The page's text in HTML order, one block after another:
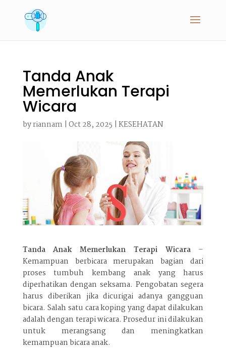
Tanda Anak
Memerlukan Terapi
Wicara
byriannam | Oct 28, 2025 | KESEHATAN
Tanda Anak Memerlukan Terapi Wicara –
Kemampuan berbicara merupakan bagian dari
proses tumbuh kembang anak yang harus
diperhatikan dengan seksama. Pengobatan segera
harus diberikan jika dicurigai adanya gangguan
bicara. Salah satu cara koping yang dapat dilakukan
adalah dengan terapi wicara. Prosedur ini dilakukan
untuk merangsang dan meningkatkan
kemampuan bicara anak.